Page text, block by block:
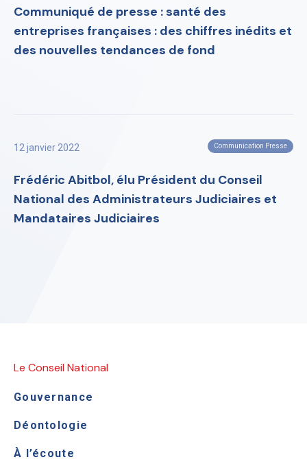
Communiqué de presse : santé des
entreprises françaises : des chiffres inédits et
des nouvelles tendances de fond
12 janvier 2022 Communication Presse
Frédéric Abitbol, élu Président du Conseil
National des Administrateurs Judiciaires et
Mandataires Judiciaires
Le Conseil National
Gouvernance
Déontologie
À l’écoute